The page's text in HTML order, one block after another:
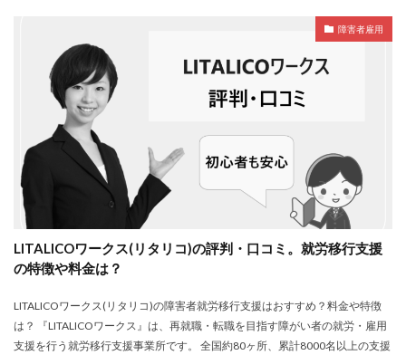
障害者雇用
LITALICOワークス(リタリコ)の評判・口コミ。就労移行支援
の特徴や料金は？
LITALICOワークス(リタリコ)の障害者就労移行支援はおすすめ？料金や特徴
は？ 『LITALICOワークス』は、再就職・転職を目指す障がい者の就労・雇用
支援を行う就労移行支援事業所です。 全国約80ヶ所、累計8000名以上の支援